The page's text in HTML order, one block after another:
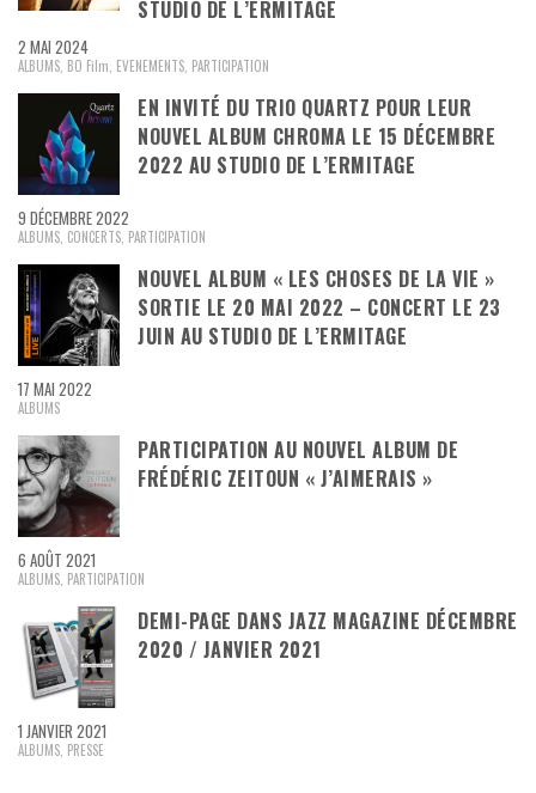
STUDIO DE L’ERMITAGE
2 MAI 2024
ALBUMS BO Film EVENEMENTS PARTICIPATION
EN INVITÉ DU TRIO QUARTZ POUR LEUR
NOUVEL ALBUM CHROMA LE 15 DÉCEMBRE
2022 AU STUDIO DE L’ERMITAGE
9 DÉCEMBRE 2022
ALBUMS CONCERTS PARTICIPATION
NOUVEL ALBUM « LES CHOSES DE LA VIE »
SORTIE LE 20 MAI 2022 – CONCERT LE 23
JUIN AU STUDIO DE L’ERMITAGE
17 MAI 2022
ALBUMS
PARTICIPATION AU NOUVEL ALBUM DE
FRÉDÉRIC ZEITOUN « J’AIMERAIS »
6 AOÛT 2021
ALBUMS PARTICIPATION
DEMI-PAGE DANS JAZZ MAGAZINE DÉCEMBRE
2020 / JANVIER 2021
1 JANVIER 2021
ALBUMS PRESSE